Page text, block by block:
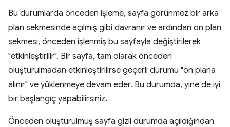
Bu durumlarda önceden işleme, sayfa görünmez bir arka
plan sekmesinde açılmış gibi davranır ve ardından ön plan
sekmesi, önceden işlenmiş bu sayfayla değiştirilerek
"etkinleştirilir". Bir sayfa, tam olarak önceden
oluşturulmadan etkinleştirilirse geçerli durumu "ön plana
alınır" ve yüklenmeye devam eder. Bu durumda, yine de iyi
bir başlangıç yapabilirsiniz.
Önceden oluşturulmuş sayfa gizli durumda açıldığından